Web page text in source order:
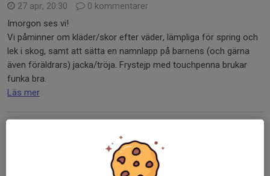
27 apr, 20:30
0 kommentarer
Imorgon ses vi!
Vi påminner om kläder/skor efter väder, lämpliga för spring och
lek i skog, samt att sätta en namnlapp på barnens (och gärna
även föräldrars) jacka/tröja. Frystejp med touchpenna brukar
funka bra.
Läs mer
Uppstart Kontrolljägarna - våren 2026
0 kommentarer
På tisdag 28/4 startar vi upp säsongen. Vi kommer inleda med